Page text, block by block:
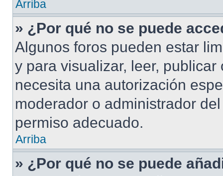
Arriba
» ¿Por qué no se puede
Algunos foros pueden estar
y para visualizar, leer,
necesita una autorización
moderador o administrador
permiso adecuado.
Arriba
» ¿Por qué no se puede